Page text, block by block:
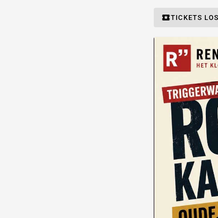
TICKETS